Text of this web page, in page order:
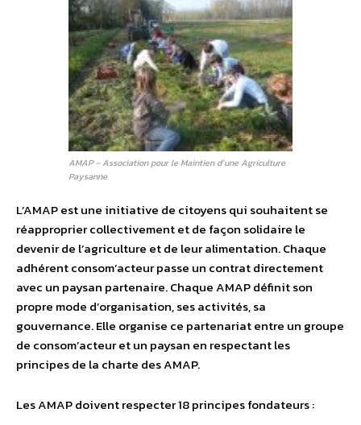
AMAP – Association pour le Maintien d’une Agriculture
Paysanne
L’AMAP est une initiative de citoyens qui souhaitent se
réapproprier collectivement et de façon solidaire le
devenir de l’agriculture et de leur alimentation. Chaque
adhérent consom’acteur passe un contrat directement
avec un paysan partenaire. Chaque AMAP définit son
propre mode d’organisation, ses activités, sa
gouvernance. Elle organise ce partenariat entre un groupe
de consom’acteur et un paysan en respectant les
principes de la charte des AMAP.
Les AMAP doivent respecter 18 principes fondateurs :